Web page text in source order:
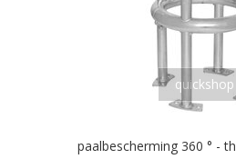
quickshop
paalbescherming 360 ° -